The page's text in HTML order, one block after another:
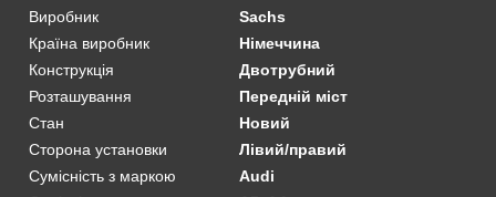
Виробник
Sachs
Країна виробник
Німеччина
Конструкція
Двотрубний
Розташування
Передній міст
Стан
Новий
Сторона установки
Лівий/правий
Сумісність з маркою
Audi